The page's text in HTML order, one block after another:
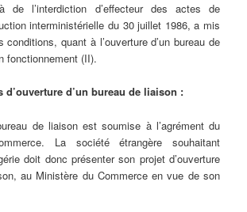
de l’interdiction d’effecteur des actes de
interministérielle du 30 juillet 1986, a mis
conditions, quant à l’ouverture d’un bureau de
fonctionnement (II).
d’ouverture d’un bureau de liaison :
de liaison est soumise à l’agrément du
La société étrangère souhaitant
doit donc présenter son projet d’ouverture
au Ministère du Commerce en vue de son